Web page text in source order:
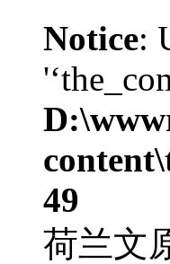
Notice:
49
荷兰文